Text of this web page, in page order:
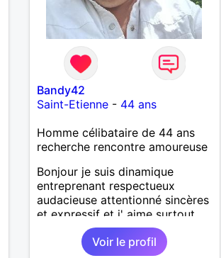
Bandy42
Saint-Etienne- 44 ans
Homme célibataire de 44 ans
recherche rencontre amoureuse
Bonjour je suis dinamique
entreprenant respectueux
audacieuse attentionné sincères
et expressif et j' aime surtout
les câlins et à les partager avec
humour et amour bisous à+ à
Voir le profil